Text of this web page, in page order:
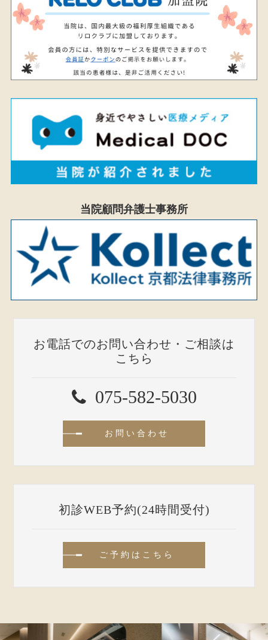
当院顧問弁護士事務所
お電話でのお問い合わせ・ご相談は
こちら
075-582-5030
お問い合わせ
初診WEB予約(24時間受付)
ご予約はこちら